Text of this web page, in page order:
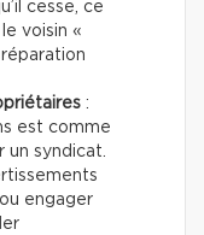
cesse, ce
voisin «
:
est comme
un syndicat.
engager